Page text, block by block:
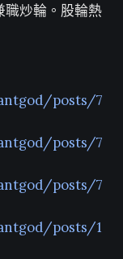
炒輪。股輪熱
posts/7
posts/7
posts/7
posts/1